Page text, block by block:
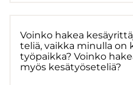
Voin­ko hakea
te­liä, vaik­ka mi­nul­la on
työ­paik­ka? Voin­ko
myös ke­sä­työ­se­te­liä?